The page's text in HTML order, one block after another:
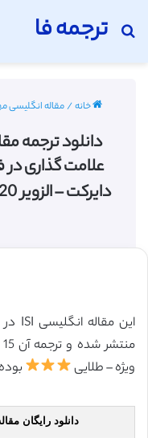
ترجمه فا
جستجو برای
خانه/مقاله انگلیسی
دانلود ترجمه
علامت گذاری
دایرکت – الزویر 2020) (ترجمه ویژه – طلایی
ویژه – طلایی
دانلود رایگان